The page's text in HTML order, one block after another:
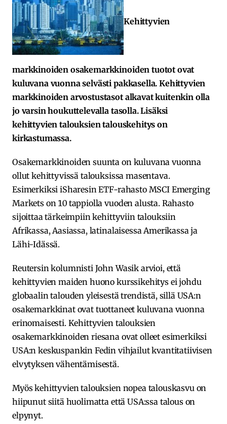
Kehittyvien
markkinoiden osakemarkkinoiden tuotot ovat
kuluvana vuonna selvästi pakkasella. Kehittyvien
markkinoiden arvostustasot alkavat kuitenkin olla
jo varsin houkuttelevalla tasolla.Lisäksi
kehittyvien talouksien talouskehitys on
kirkastumassa.
Osakemarkkinoiden suunta on kuluvana vuonna
ollut kehittyvissä talouksissa masentava.
Esimerkiksi iSharesin ETF-rahasto MSCI Emerging
Markets on 10 tappiolla vuoden alusta. Rahasto
sijoittaa tärkeimpiin kehittyviin talouksiin
Afrikassa, Aasiassa, latinalaisessa Amerikassa ja
Lähi-Idässä.
Reutersin kolumnisti John Wasik arvioi, että
kehittyvien maiden huono kurssikehitys ei johdu
globaalin talouden yleisestä trendistä, sillä USA:n
osakemarkkinat ovat tuottaneet kuluvana vuonna
erinomaisesti. Kehittyvien talouksien
osakemarkkinoiden riesana ovat olleet esimerkiksi
USA:n keskuspankin Fedin vihjailut kvantitatiivisen
elvytyksen vähentämisestä.
Myös kehittyvien talouksien nopea talouskasvu on
hiipunut siitä huolimatta että USA:ssa talous on
elpynyt.